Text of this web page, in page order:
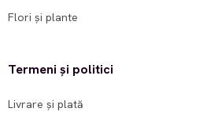
Flori și plante
Termeni și politici
Livrare și plată